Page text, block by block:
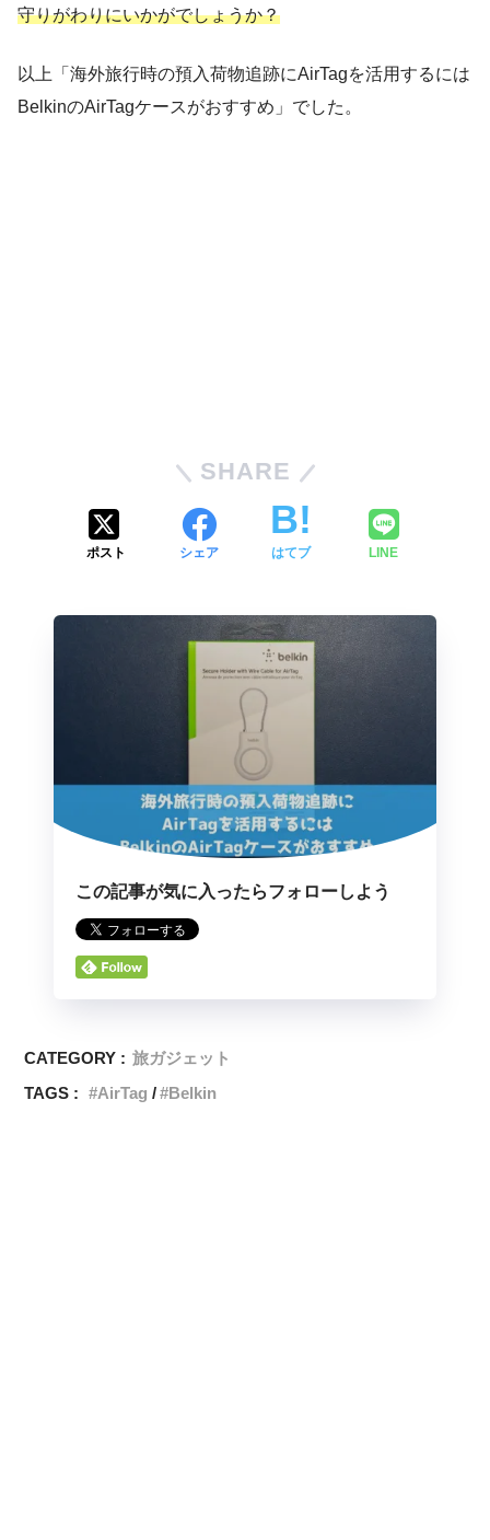
守りがわりにいかがでしょうか？
以上「海外旅行時の預入荷物追跡にAirTagを活用するには
BelkinのAirTagケースがおすすめ」でした。
SHARE
ポスト シェア はてブ LINE
この記事が気に入ったらフォローしよう
CATEGORY : 旅ガジェット
TAGS :
AirTag Belkin